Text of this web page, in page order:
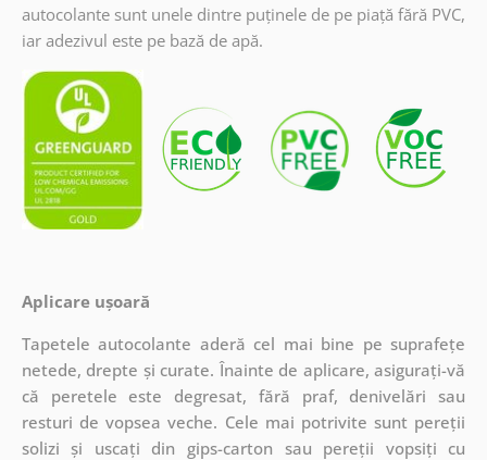
autocolante sunt unele dintre puținele de pe piață fără PVC,
iar adezivul este pe bază de apă.
Aplicare ușoară
Tapetele autocolante aderă cel mai bine pe suprafețe
netede, drepte și curate. Înainte de aplicare, asigurați-vă
că peretele este degresat, fără praf, denivelări sau
resturi de vopsea veche. Cele mai potrivite sunt pereții
solizi și uscați din gips-carton sau pereții vopsiți cu